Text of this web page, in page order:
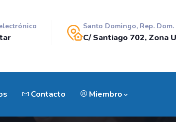
Santo Domingo, Rep. Dom.
C/ Santiago 702, Zona
Contacto Miembro